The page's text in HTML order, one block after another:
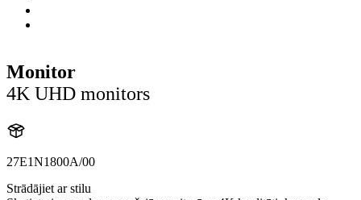
Monitor
4K UHD monitors
27E1N1800A/00
Strādājiet ar stilu